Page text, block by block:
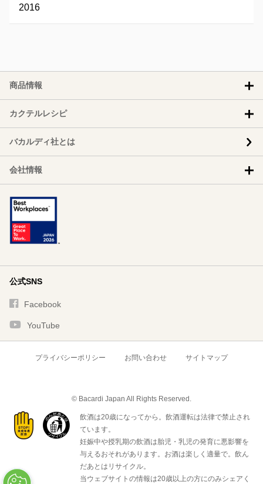
2016
商品情報
カクテルレシピ
バカルディ社とは
会社情報
公式SNS
Facebook
YouTube
プライバシーポリシー お問い合わせ サイトマップ
© Bacardi Japan All Rights Reserved.
飲酒は20歳になってから。飲酒運転は法律で禁止され
ています。
妊娠中や授乳期の飲酒は胎児・乳児の発育に悪影響を
与えるおそれがあります。お酒は楽しく適量で。飲ん
だあとはリサイクル。
当ウェブサイトの情報は20歳以上の方にのみシェアく